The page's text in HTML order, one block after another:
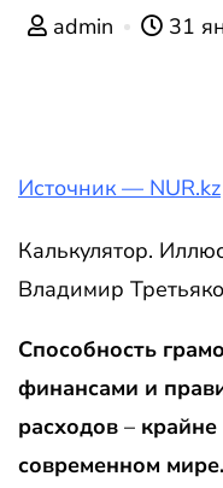
admin 31
Источник — NUR.kz
Калькулятор.
Владимир
Способность
финансами и
расходов –
современном